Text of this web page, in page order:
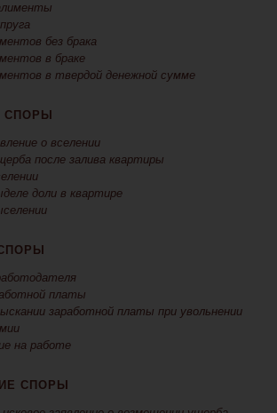
без брака
в браке
в твердой денежной сумме
о вселении
после залива квартиры
доли в квартире
платы
заработной платы при увольнении
на работе
СПОРЫ